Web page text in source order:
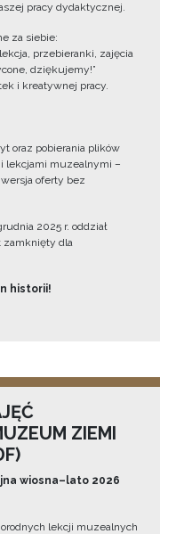
pracy dydaktycznej.
za siebie:
przebieranki, zajęcia
dziękujemy!”
i kreatywnej pracy.
oraz pobierania plików
lekcjami muzealnymi –
oferty bez
2025 r. oddział
zamknięty dla
historii!
ZIEMI
wiosna–lato 2026
lekcji muzealnych